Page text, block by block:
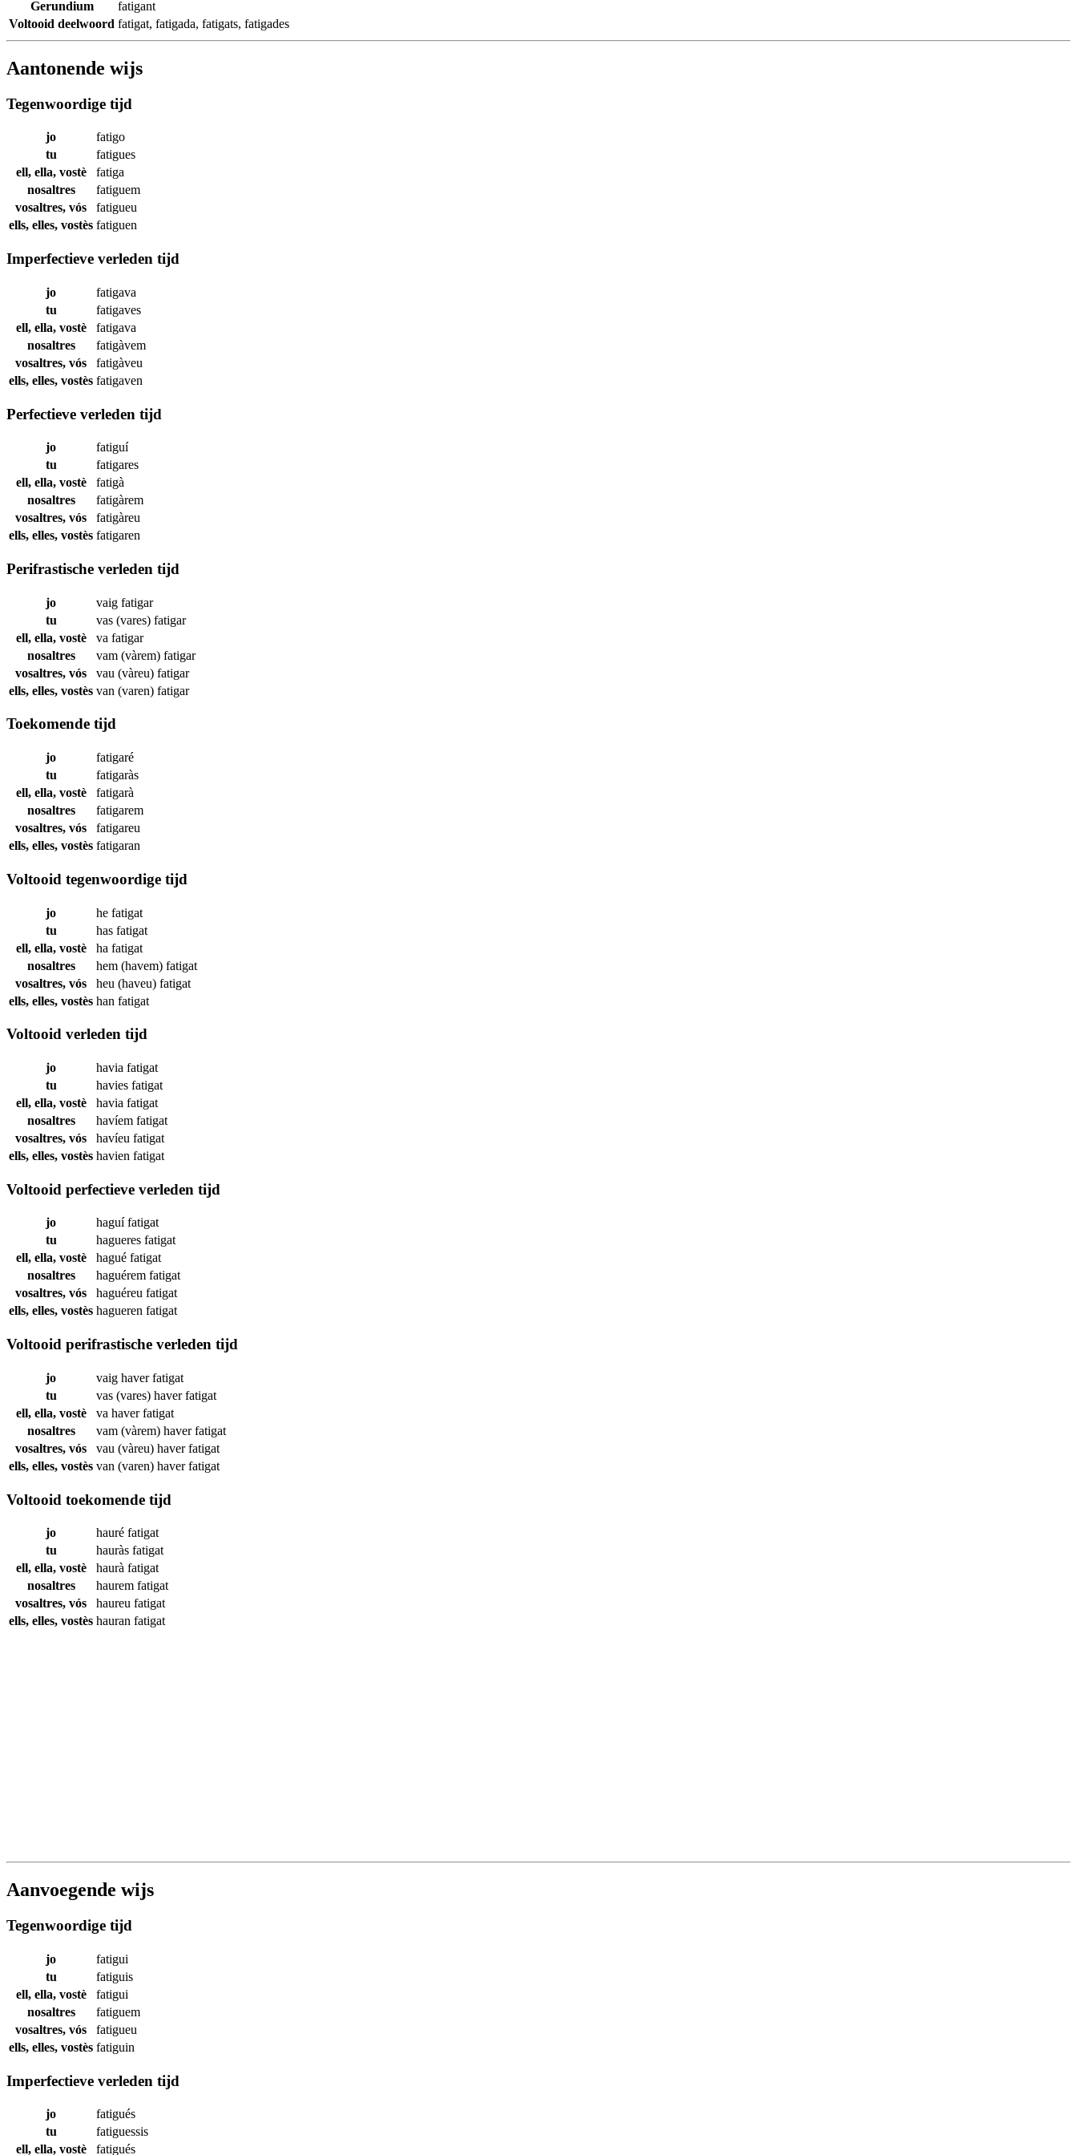
Gerundium
fatigant
Voltooid deelwoord fatigat, fatigada, fatigats, fatigades
Aantonende wijs
Tegenwoordige tijd
jo
fatigo
tu
fatigues
ell, ella, vostè
fatiga
nosaltres
fatiguem
vosaltres, vós
fatigueu
ells, elles, vostès fatiguen
Imperfectieve verleden tijd
jo
fatigava
tu
fatigaves
ell, ella, vostè
fatigava
nosaltres
fatigàvem
vosaltres, vós
fatigàveu
ells, elles, vostès fatigaven
Perfectieve verleden tijd
jo
fatiguí
tu
fatigares
ell, ella, vostè
fatigà
nosaltres
fatigàrem
vosaltres, vós
fatigàreu
ells, elles, vostès fatigaren
Perifrastische verleden tijd
jo vaig fatigar
tu
vas (vares) fatigar
ell, ella, vostè
va fatigar
nosaltres
vam (vàrem) fatigar
vosaltres, vós
vau (vàreu) fatigar
ells, elles, vostès van (varen) fatigar
Toekomende tijd
jo
fatigaré
tu
fatigaràs
ell, ella, vostè
fatigarà
nosaltres
fatigarem
vosaltres, vós
fatigareu
ells, elles, vostès fatigaran
Voltooid tegenwoordige tijd
jo he fatigat
tu
has fatigat
ell, ella, vostè
ha fatigat
nosaltres
hem (havem) fatigat
vosaltres, vós
heu (haveu) fatigat
ells, elles, vostès han fatigat
Voltooid verleden tijd
jo havia fatigat
tu
havies fatigat
ell, ella, vostè
havia fatigat
nosaltres
havíem fatigat
vosaltres, vós
havíeu fatigat
ells, elles, vostès havien fatigat
Voltooid perfectieve verleden tijd
jo haguífatigat
tu
hagueres fatigat
ell, ella, vostè
hagué fatigat
nosaltres
haguérem fatigat
vosaltres, vós
haguéreu fatigat
ells, elles, vostès hagueren fatigat
Voltooid perifrastische verleden tijd
jo vaig haverfatigat
tu
vas (vares) haverfatigat
ell, ella, vostè
va haverfatigat
nosaltres
vam (vàrem) haverfatigat
vosaltres, vós
vau (vàreu) haverfatigat
ells, elles, vostès van (varen) haverfatigat
Voltooid toekomende tijd
jo hauré fatigat
tu
hauràs fatigat
ell, ella, vostè
haurà fatigat
nosaltres
haurem fatigat
vosaltres, vós
haureu fatigat
ells, elles, vostès hauran fatigat
Aanvoegende wijs
Tegenwoordige tijd
jo
fatigui
tu
fatiguis
ell, ella, vostè
fatigui
nosaltres
fatiguem
vosaltres, vós
fatigueu
ells, elles, vostès fatiguin
Imperfectieve verleden tijd
jo
fatigués
tu
fatiguessis
ell, ella, vostè
fatigués